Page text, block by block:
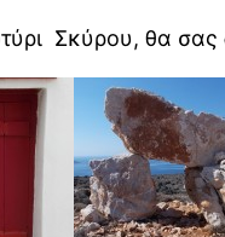
Σκύρου, θα